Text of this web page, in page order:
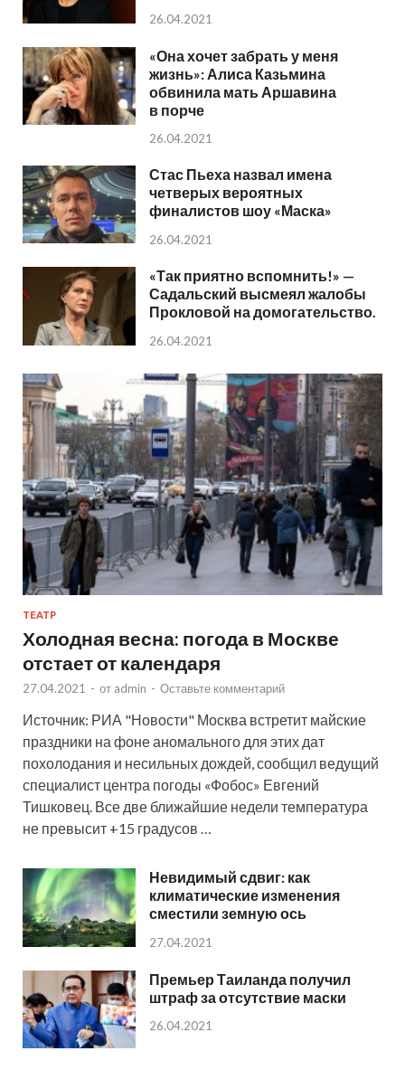
26.04.2021
«Она хочет забрать у меня
жизнь»: Алиса Казьмина
обвинила мать Аршавина
в порче
26.04.2021
Стас Пьеха назвал имена
четверых вероятных
финалистов шоу «Маска»
26.04.2021
«Так приятно вспомнить!» —
Садальский высмеял жалобы
Прокловой на домогательство.
26.04.2021
ТЕАТР
Холодная весна: погода в Москве
отстает от календаря
27.04.2021 - от admin - Оставьте комментарий
Источник: РИА "Новости" Москва встретит майские
праздники на фоне аномального для этих дат
похолодания и несильных дождей, сообщил ведущий
специалист центра погоды «Фобос» Евгений
Тишковец. Все две ближайшие недели температура
не превысит +15 градусов …
Невидимый сдвиг: как
климатические изменения
сместили земную ось
27.04.2021
Премьер Таиланда получил
штраф за отсутствие маски
26.04.2021